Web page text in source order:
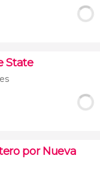
State
por Nueva